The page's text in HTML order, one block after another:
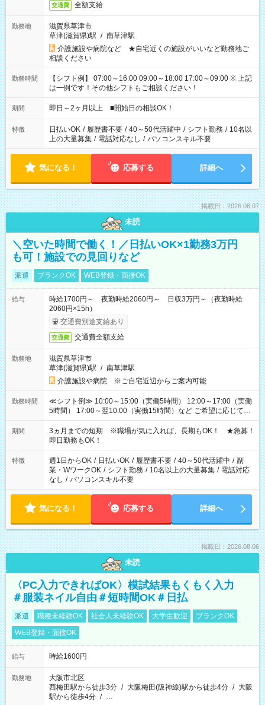
交通費 全額支給
勤務地
滋賀県草津市
草津(滋賀県)駅 / 南草津駅
介護施設や病院など ★自宅近くの施設がいいなど勤務地ご
相談ください
勤務時間
【シフト例】 07:00～16:00 09:00～18:00 17:00～09:00 ※ 上記
は一例です！その他シフトもご相談ください！
期間 即日～2ヶ月以上 ■開始日の相談OK！
特徴 日払いOK / 履歴書不要 / 40～50代活躍中 / シフト勤務 / 10名以
上の大量募集 / 電話対応なし / パソコンスキル不要
気になる！ 応募する 詳細へ
掲載日：2026.08.07
未読
＼空いた時間で働く！／日払いOK×1勤務3万円
も可！施設での見回りなど
派遣 ブランクOK WEB登録・面接OK
給与
時給1700円～ 夜勤時給2060円～ 日収3万円～（夜勤時給
2060円×15h）
交通費別途支給あり
交通費 交通費全額支給
勤務地
滋賀県草津市
草津(滋賀県)駅 / 南草津駅
介護施設や病院 ※ご自宅近辺からご案内可能
勤務時間
≪シフト例≫ 10:00～15:00（実働5時間） 12:00～17:00（実働
5時間） 17:00～翌10:00（実働15時間）など ご希望に応じて、
働く時間は調整できます！ お気軽に担当へ相談ください！
期間
3ヵ月までの短期 ※職場が気に入れば、長期もOK！ ★急募！
即日勤務もOK！
特徴 週1日からOK / 日払いOK / 履歴書不要 / 40～50代活躍中 / 副
業・WワークOK / シフト勤務 / 10名以上の大量募集 / 電話対応
なし / パソコンスキル不要
気になる！ 応募する 詳細へ
掲載日：2026.08.06
未読
〈PC入力できればOK〉模試結果もくもく入力
＃服装ネイル自由＃短時間OK＃日払
派遣 職種未経験OK 社会人未経験OK 大学生歓迎
ブランクOK
WEB登録・面接OK
給与 時給1600円
勤務地
大阪市北区
西梅田駅から徒歩3分 / 大阪梅田(阪神線)駅から徒歩4分 / 大阪
駅から徒歩4分 / …